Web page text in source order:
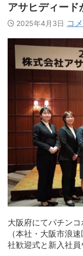
アサヒディー
2025年4月3日 コ
大阪府にてパチン
（本社・大阪市浪
社歓迎式と新入社員